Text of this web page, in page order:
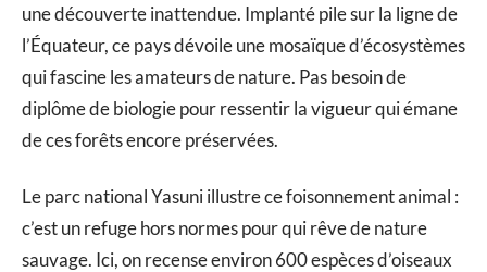
une découverte inattendue. Implanté pile sur la ligne de
l’Équateur, ce pays dévoile une mosaïque d’écosystèmes
qui fascine les amateurs de nature. Pas besoin de
diplôme de biologie pour ressentir la vigueur qui émane
de ces forêts encore préservées.
Le parc national Yasuni illustre ce foisonnement animal :
c’est un refuge hors normes pour qui rêve de nature
sauvage. Ici, on recense environ 600 espèces d’oiseaux